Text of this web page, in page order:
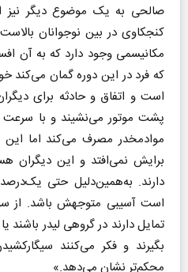
صالحی به یک موضوع دیگر
کنجکاوی در بین نوجوانان
مکانیسمی وجود دارد که به آن
که فرد در این دوره گمان
است و اتفاق و حادثه برای
پشت موتور می‌نشیند و با
موادمخدر مصرف می‌کند اما این
برایش نمی‌افتد و این دیگران
دارند. به‌همین‌دلیل حتی
است آسیبی متوجهش باشد. از
تمایل دارند در گروهی لیدر باشند
بگیرند و فکر می‌کنند
محکم‌تر نشان می‌دهد.»